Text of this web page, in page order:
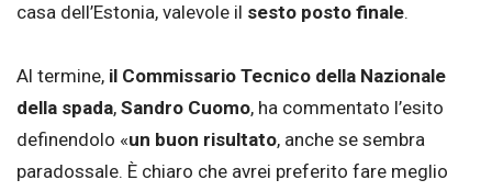
casa dell’Estonia, valevole il sesto posto finale.
Al termine, il Commissario Tecnico della Nazionale
della spada, Sandro Cuomo, ha commentato l’esito
definendolo «un buon risultato, anche se sembra
paradossale. È chiaro che avrei preferito fare meglio